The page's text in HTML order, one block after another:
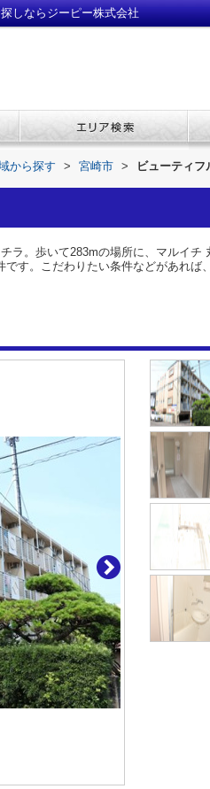
しならジーピー株式会社
から探す > 宮崎市 > ビューティフ
ラ。歩いて283mの場所に、マルイ
す。こだわりたい条件などがあれば